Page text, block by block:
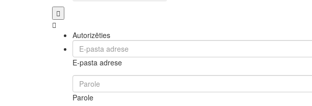
Autorizēties
E-pasta adrese
Parole